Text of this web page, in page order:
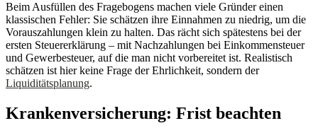
Beim Ausfüllen des Fragebogens machen viele Gründer einen
klassischen Fehler: Sie schätzen ihre Einnahmen zu niedrig, um die
Vorauszahlungen klein zu halten. Das rächt sich spätestens bei der
ersten Steuererklärung – mit Nachzahlungen bei Einkommensteuer
und Gewerbesteuer, auf die man nicht vorbereitet ist. Realistisch
schätzen ist hier keine Frage der Ehrlichkeit, sondern der
Liquiditätsplanung.
Krankenversicherung: Frist beachten